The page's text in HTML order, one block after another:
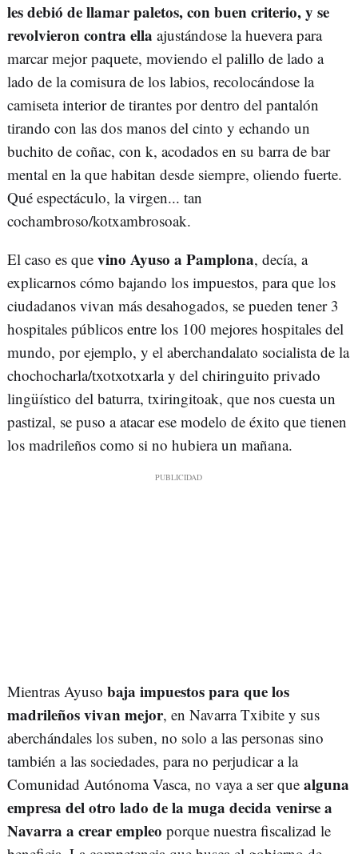
les debió de llamar paletos, con buen criterio, y se
revolvieron contra ella ajustándose la huevera para
marcar mejor paquete, moviendo el palillo de lado a
lado de la comisura de los labios, recolocándose la
camiseta interior de tirantes por dentro del pantalón
tirando con las dos manos del cinto y echando un
buchito de coñac, con k, acodados en su barra de bar
mental en la que habitan desde siempre, oliendo fuerte.
Qué espectáculo, la virgen... tan
cochambroso/kotxambrosoak.
El caso es que vino Ayuso a Pamplona, decía, a
explicarnos cómo bajando los impuestos, para que los
ciudadanos vivan más desahogados, se pueden tener 3
hospitales públicos entre los 100 mejores hospitales del
mundo, por ejemplo, y el aberchandalato socialista de la
chochocharla/txotxotxarla y del chiringuito privado
lingüístico del baturra, txiringitoak, que nos cuesta un
pastizal, se puso a atacar ese modelo de éxito que tienen
los madrileños como si no hubiera un mañana.
Mientras Ayuso baja impuestos para que los
madrileños vivan mejor, en Navarra Txibite y sus
aberchándales los suben, no solo a las personas sino
también a las sociedades, para no perjudicar a la
Comunidad Autónoma Vasca, no vaya a ser que alguna
empresa del otro lado de la muga decida venirse a
Navarra a crear empleo porque nuestra fiscalizad le